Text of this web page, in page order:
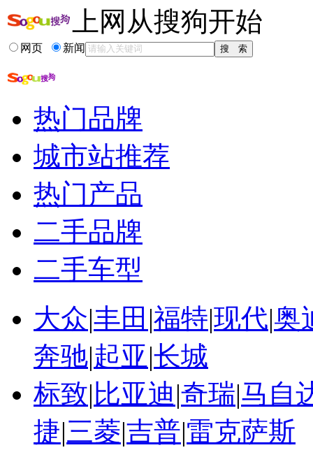
相关推荐
男子与尸体睡两年
撞死母亲 逃逸 阻...
2015酒后肇事逃逸罪
酒后肇事逃逸致人死亡
酒后肇事逃逸怎么处罚
上网从搜狗开始
网页 新闻
热门品牌
城市站推荐
热门产品
二手品牌
二手车型
大众|丰田 |福特|现代|奥
奔驰|起亚|长城
标致| 比亚迪|奇瑞|马自
捷|三菱|吉普|雷克萨斯